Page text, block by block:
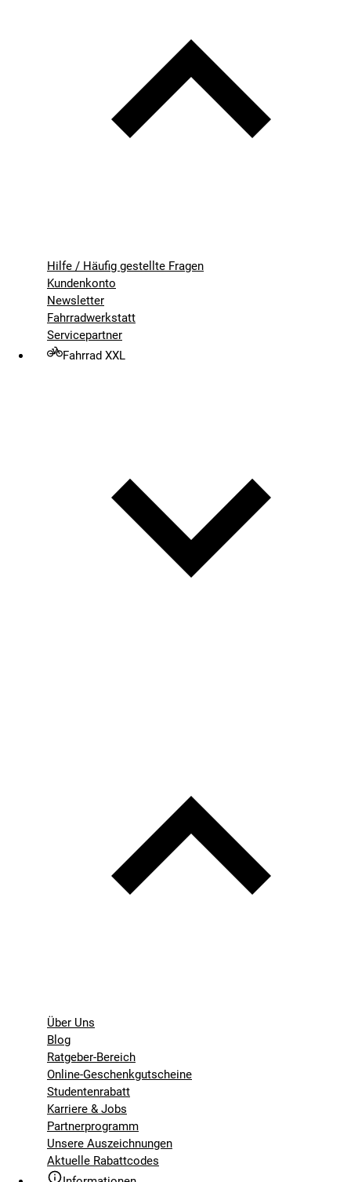
Hilfe / Häufig gestellte Fragen
Kundenkonto
Newsletter
Fahrradwerkstatt
Servicepartner
Fahrrad XXL
Über Uns
Blog
Ratgeber-Bereich
Online-Geschenkgutscheine
Studentenrabatt
Karriere & Jobs
Partnerprogramm
Unsere Auszeichnungen
Aktuelle Rabattcodes